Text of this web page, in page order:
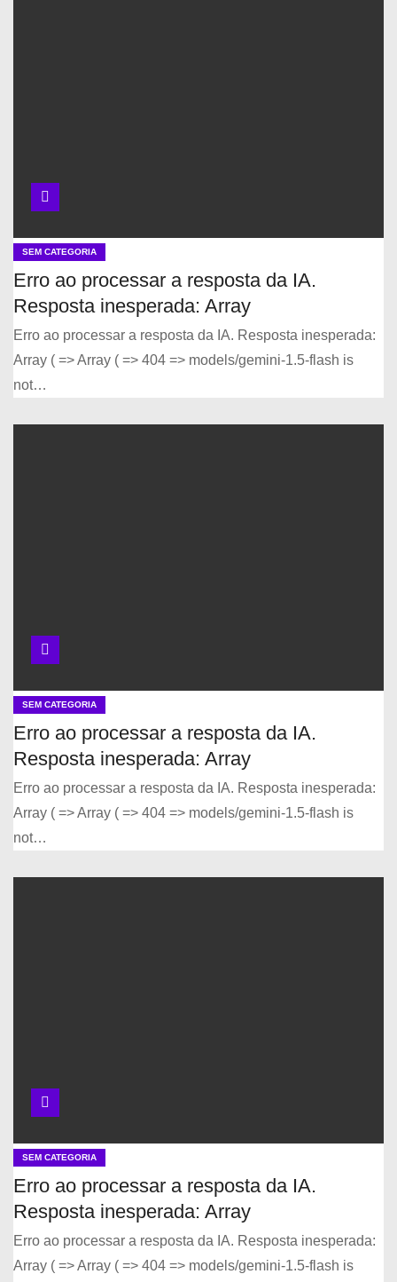
SEM CATEGORIA
Erro ao processar a resposta da IA.
Resposta inesperada: Array
Erro ao processar a resposta da IA. Resposta inesperada:
Array ( => Array ( => 404 => models/gemini-1.5-flash is
not…
SEM CATEGORIA
Erro ao processar a resposta da IA.
Resposta inesperada: Array
Erro ao processar a resposta da IA. Resposta inesperada:
Array ( => Array ( => 404 => models/gemini-1.5-flash is
not…
SEM CATEGORIA
Erro ao processar a resposta da IA.
Resposta inesperada: Array
Erro ao processar a resposta da IA. Resposta inesperada:
Array ( => Array ( => 404 => models/gemini-1.5-flash is